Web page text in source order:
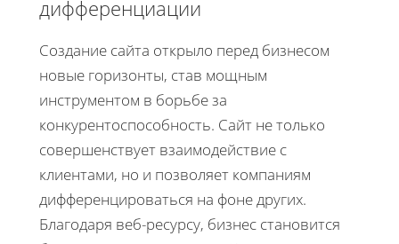
дифференциации
Создание сайта открыло перед бизнесом
новые горизонты, став мощным
инструментом в борьбе за
конкурентоспособность. Сайт не только
совершенствует взаимодействие с
клиентами, но и позволяет компаниям
дифференцироваться на фоне других.
Благодаря веб-ресурсу, бизнес становится